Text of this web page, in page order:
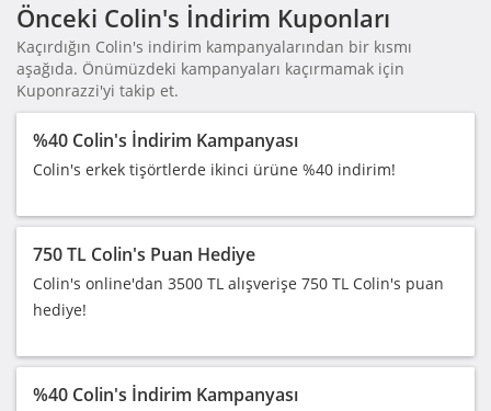
Önceki Colin's İndirim Kuponları
Kaçırdığın Colin's indirim kampanyalarından bir kısmı
aşağıda. Önümüzdeki kampanyaları kaçırmamak için
Kuponrazzi'yi takip et.
%40 Colin's İndirim Kampanyası
Colin's erkek tişörtlerde ikinci ürüne %40 indirim!
750 TL Colin's Puan Hediye
Colin's online'dan 3500 TL alışverişe 750 TL Colin's puan
hediye!
%40 Colin's İndirim Kampanyası